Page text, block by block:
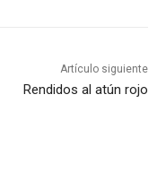
Artículo siguiente
Rendidos al atún rojo